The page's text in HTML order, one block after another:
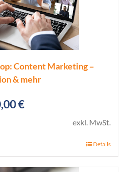
Content Marketing –
& mehr
€Aktueller
exkl. MwSt.
Details